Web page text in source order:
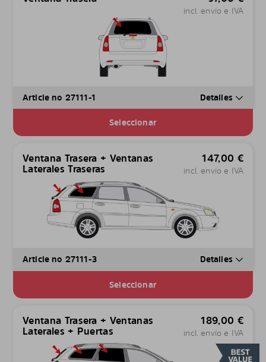
incl. envío e IVA
Article no 27111-1 Detalles
Seleccionar
Ventana Trasera + Ventanas
Laterales Traseras
147,00 €
incl. envío e IVA
Article no 27111-3 Detalles
Seleccionar
Ventana Trasera + Ventanas
Laterales + Puertas
189,00 €
incl. envío e IVA